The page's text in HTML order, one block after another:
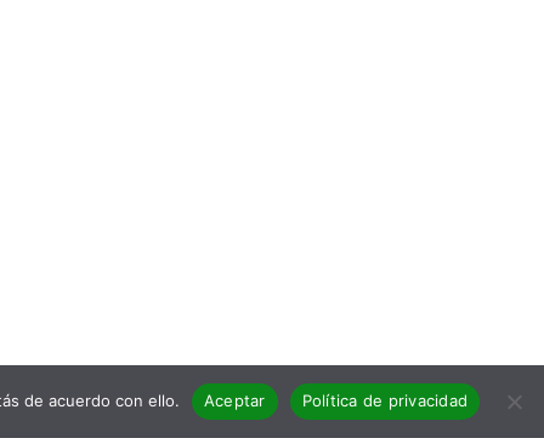
de acuerdo con ello. Aceptar Política de privacidad